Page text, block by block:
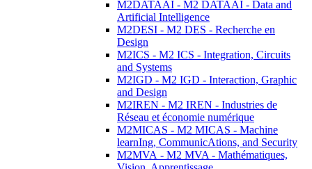
M2DATAAI - M2 DATAAI - Data and
Artificial Intelligence
M2DESI - M2 DES - Recherche en
Design
M2ICS - M2 ICS - Integration, Circuits
and Systems
M2IGD - M2 IGD - Interaction, Graphic
and Design
M2IREN - M2 IREN - Industries de
Réseau et économie numérique
M2MICAS - M2 MICAS - Machine
learnIng, CommunicAtions, and Security
M2MVA - M2 MVA - Mathématiques,